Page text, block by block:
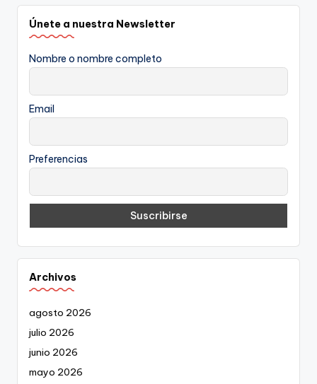
Únete a nuestra Newsletter
Nombre o nombre completo
Email
Preferencias
Archivos
agosto 2026
julio 2026
junio 2026
mayo 2026